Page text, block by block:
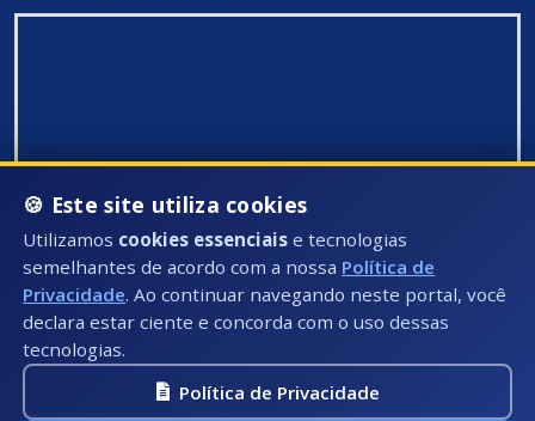
🍪 Este site utiliza cookies
Utilizamos cookies essenciais e tecnologias
semelhantes de acordo com a nossa Política de
Privacidade. Ao continuar navegando neste portal, você
declara estar ciente e concorda com o uso dessas
tecnologias.
Política de Privacidade